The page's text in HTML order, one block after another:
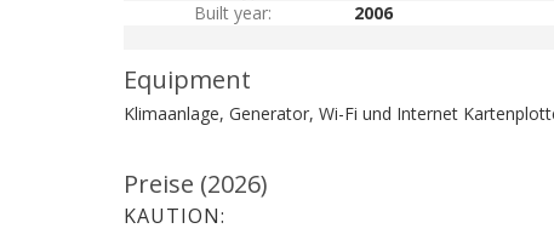
Built year:
2006
Equipment
Klimaanlage, Generator, Wi-Fi und Internet
Preise (2026)
KAUTION: